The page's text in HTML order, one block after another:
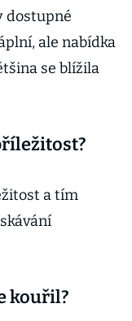
dostupné
ale nabídka
se blížila
a tím
kouřil?